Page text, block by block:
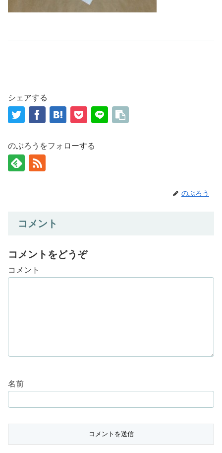
シェアする
のぶろうをフォローする
のぶろう
コメント
コメントをどうぞ
コメント
名前